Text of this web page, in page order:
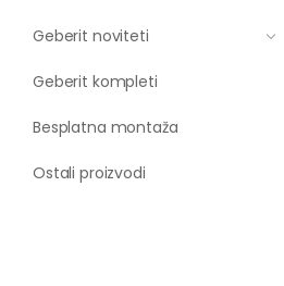
Geberit noviteti
Geberit kompleti
Besplatna montaža
Ostali proizvodi